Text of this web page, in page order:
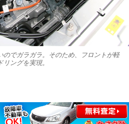
のでガラガラ。そのため、フロントが軽
ングを実現。